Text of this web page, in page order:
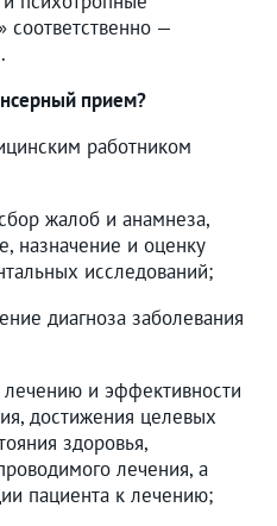
соответственно —
прием?
работником
жалоб и анамнеза,
назначение и оценку
исследований;
диагноза заболевания
и эффективности
достижения целевых
здоровья,
лечения, а
пациента к лечению;